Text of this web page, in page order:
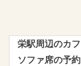
栄駅周辺のカ
ソファ席の予約